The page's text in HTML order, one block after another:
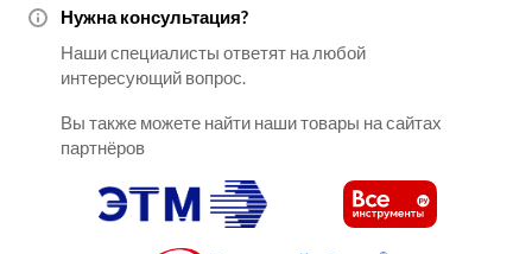
Нужна консультация?
Наши специалисты ответят на любой
интересующий вопрос.
Вы также можете найти наши товары на сайтах
партнёров